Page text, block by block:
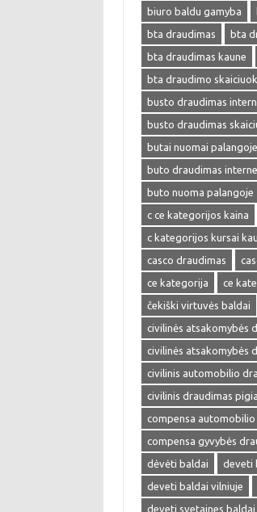
biuro baldu gamyba
bta draudimas
bta
bta draudimas kaune
bta draudimo
busto draudimas
busto draudimas
butai nuomai palangoje
buto draudimas
buto nuoma palangoje
c ce kategorijos kaina
c kategorijos kursai
casco draudimas
ce kategorija
ce
čekiški virtuvės baldai
civilinės atsakomybės
civilinės atsakomybės
civilinis automobilio
civilinis draudimas
compensa automobilio
compensa gyvybės
dėvėti baldai
deveti
deveti baldai vilniuje
deveti svetaines baldai